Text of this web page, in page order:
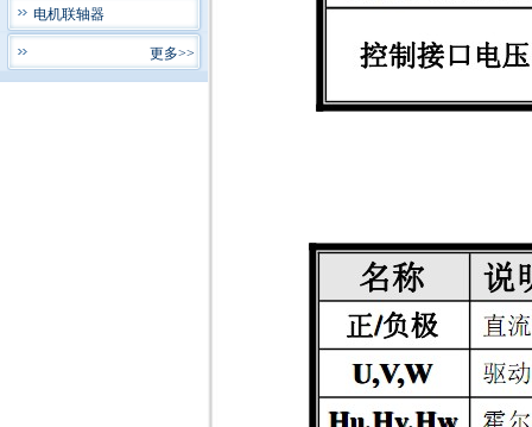
电机联轴器
更多>>